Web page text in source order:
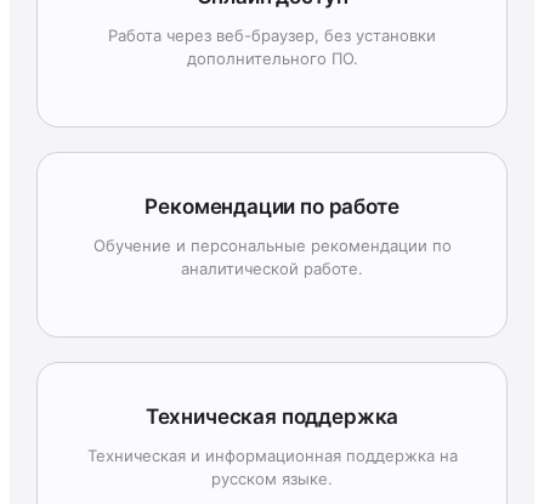
Работа через веб-браузер, без установки
дополнительного ПО.
Рекомендации по работе
Обучение и персональные рекомендации по
аналитической работе.
Техническая поддержка
Техническая и информационная поддержка на
русском языке.